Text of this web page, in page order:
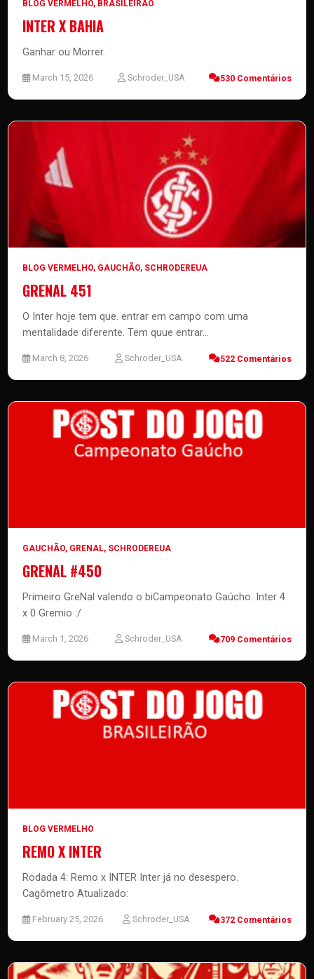
BLOG VERMELHO, BRASILEIRÃO
INTER X BAHIA
Ganhar ou Morrer.
March 15, 2026 Schroder_USA 530 Comentários
BLOG VERMELHO, GAUCHÃO, SCHRODEREUA
GRENAL 451
O Inter hoje tem que. entrar em campo com uma
mentalidade diferente. Tem quue entrar...
March 8, 2026 Schroder_USA 522 Comentários
GAUCHÃO, GRENAL, SCHRODEREUA
GRENAL #450
Primeiro GreNal valendo o biCampeonato Gaúcho. Inter 4
x 0 Gremio :/
March 1, 2026 Schroder_USA 709 Comentários
BLOG VERMELHO
REMO X INTER
Rodada 4: Remo x INTER Inter já no desespero.
Cagômetro Atualizado:
February 25, 2026 Schroder_USA 372 Comentários